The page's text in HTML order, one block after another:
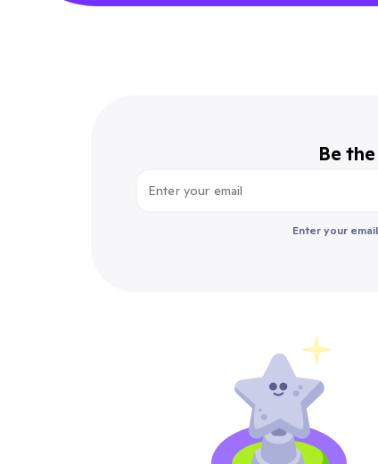
Be
Enter your